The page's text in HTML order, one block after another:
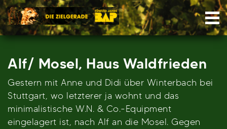
Skip
to
content
Alf/ Mosel, Haus Waldfrieden
Gestern mit Anne und Didi über Winterbach bei
Stuttgart, wo letzterer ja wohnt und das
minimalistische W.N. & Co.-Equipment
eingelagert ist, nach Alf an die Mosel. Gegen